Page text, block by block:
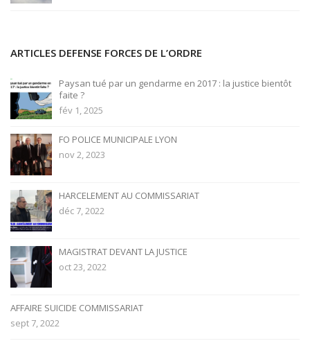
ARTICLES DEFENSE FORCES DE L’ORDRE
Paysan tué par un gendarme en 2017 : la justice bientôt
faite ?
fév 1, 2025
FO POLICE MUNICIPALE LYON
nov 2, 2023
HARCELEMENT AU COMMISSARIAT
déc 7, 2022
MAGISTRAT DEVANT LA JUSTICE
oct 23, 2022
AFFAIRE SUICIDE COMMISSARIAT
sept 7, 2022